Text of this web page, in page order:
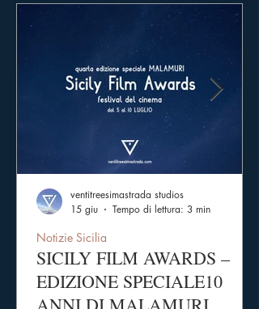
SICILY FILM AWARDS –
EDIZIONE SPECIALE10
Notizie Sicilia
ventitreesimastrada studios
15 giu
Tempo di lettura: 3 min